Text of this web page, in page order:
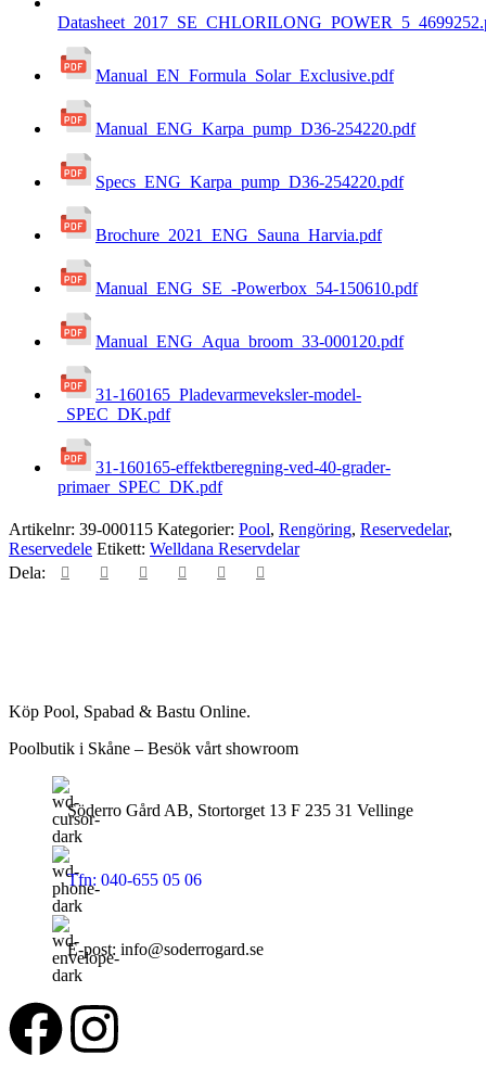
Manual_EN_Formula_Solar_Exclusive.pdf
Manual_ENG_Karpa_pump_D36-254220.pdf
Specs_ENG_Karpa_pump_D36-254220.pdf
Brochure_2021_ENG_Sauna_Harvia.pdf
Manual_ENG_SE_-Powerbox_54-150610.pdf
Manual_ENG_Aqua_broom_33-000120.pdf
31-160165_Pladevarmeveksler-model-
_SPEC_DK.pdf
31-160165-effektberegning-ved-40-grader-
primaer_SPEC_DK.pdf
Artikelnr: 39-000115 Kategorier: Pool, Rengöring, Reservedelar,
Reservedele Etikett: Welldana Reservdelar
Dela:
Köp Pool, Spabad & Bastu Online.
Poolbutik i Skåne – Besök vårt showroom
Söderro Gård AB, Stortorget 13 F 235 31 Vellinge
Tfn: 040-655 05 06
E-post: info@soderrogard.se